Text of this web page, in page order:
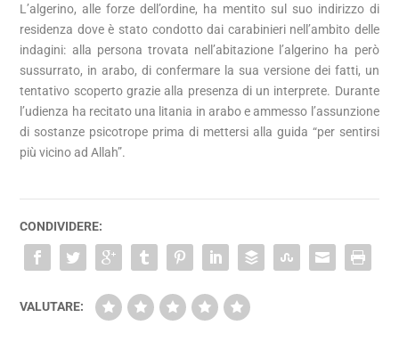
L’algerino, alle forze dell’ordine, ha mentito sul suo indirizzo di
residenza dove è stato condotto dai carabinieri nell’ambito delle
indagini: alla persona trovata nell’abitazione l’algerino ha però
sussurrato, in arabo, di confermare la sua versione dei fatti, un
tentativo scoperto grazie alla presenza di un interprete. Durante
l’udienza ha recitato una litania in arabo e ammesso l’assunzione
di sostanze psicotrope prima di mettersi alla guida “per sentirsi
più vicino ad Allah”.
CONDIVIDERE:
VALUTARE: